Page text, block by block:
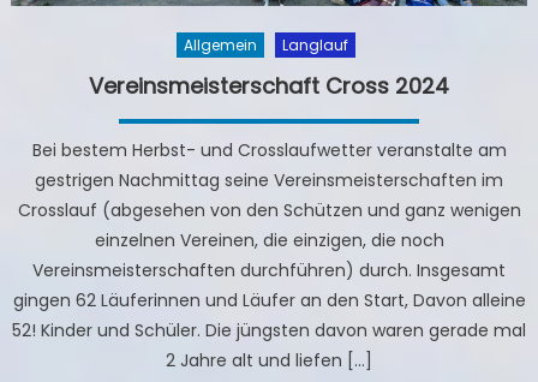
Allgemein Langlauf
Vereinsmeisterschaft Cross 2024
Bei bestem Herbst- und Crosslaufwetter veranstalte am
gestrigen Nachmittag seine Vereinsmeisterschaften im
Crosslauf (abgesehen von den Schützen und ganz wenigen
einzelnen Vereinen, die einzigen, die noch
Vereinsmeisterschaften durchführen) durch. Insgesamt
gingen 62 Läuferinnen und Läufer an den Start, Davon alleine
52! Kinder und Schüler. Die jüngsten davon waren gerade mal
2 Jahre alt und liefen […]